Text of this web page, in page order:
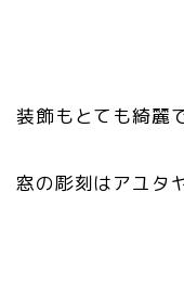
装飾もとても綺麗
窓の彫刻はアユタ